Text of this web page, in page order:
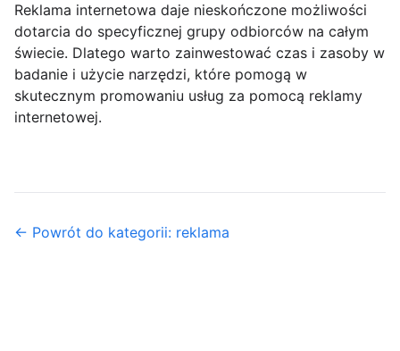
Reklama internetowa daje nieskończone możliwości
dotarcia do specyficznej grupy odbiorców na całym
świecie. Dlatego warto zainwestować czas i zasoby w
badanie i użycie narzędzi, które pomogą w
skutecznym promowaniu usług za pomocą reklamy
internetowej.
← Powrót do kategorii: reklama